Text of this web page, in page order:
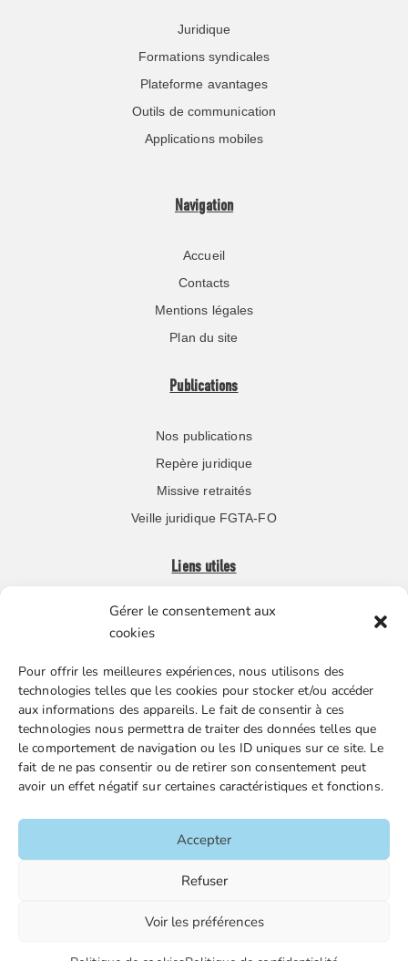
Gérer le consentement aux
cookies
Pour offrir les meilleures expériences, nous utilisons des
technologies telles que les cookies pour stocker et/ou accéder
aux informations des appareils. Le fait de consentir à ces
technologies nous permettra de traiter des données telles que
le comportement de navigation ou les ID uniques sur ce site. Le
fait de ne pas consentir ou de retirer son consentement peut
avoir un effet négatif sur certaines caractéristiques et fonctions.
Accepter
Refuser
Voir les préférences
Juridique
Formations syndicales
Plateforme avantages
Outils de communication
Applications mobiles
Navigation
Accueil
Contacts
Mentions légales
Plan du site
Publications
Nos publications
Repère juridique
Missive retraités
Veille juridique FGTA-FO
Liens utiles
Boutique en ligne
Nos partenaires
Gestion des cookies
FGTA-FO / 15 avenue Victor Hugo – 92170 Vanves / 01 86
Accueil
Contacts
Mentions légales